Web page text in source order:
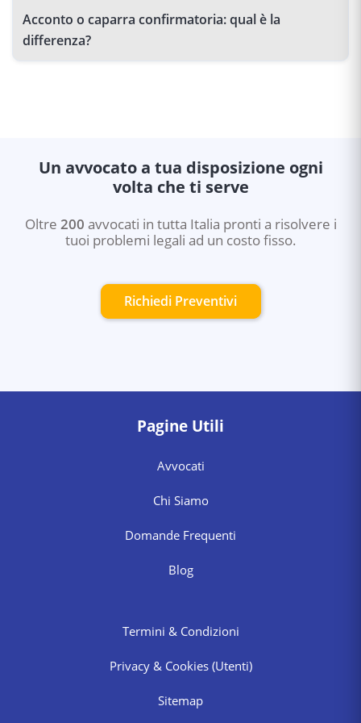
Acconto o caparra confirmatoria: qual è la
differenza?
Un avvocato a tua disposizione ogni
volta che ti serve
Oltre 200 avvocati in tutta Italia pronti a risolvere i
tuoi problemi legali ad un costo fisso.
Richiedi Preventivi
Pagine Utili
Avvocati
Chi Siamo
Domande Frequenti
Blog
Termini & Condizioni
Privacy & Cookies (Utenti)
Sitemap